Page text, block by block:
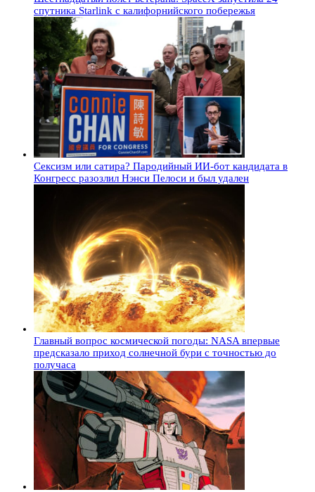
спутника Starlink с калифорнийского побережья
Сексизм или сатира? Пародийный ИИ-бот кандидата в
Конгресс разозлил Нэнси Пелоси и был удален
Главный вопрос космической погоды: NASA впервые
предсказало приход солнечной бури с точностью до
получаса